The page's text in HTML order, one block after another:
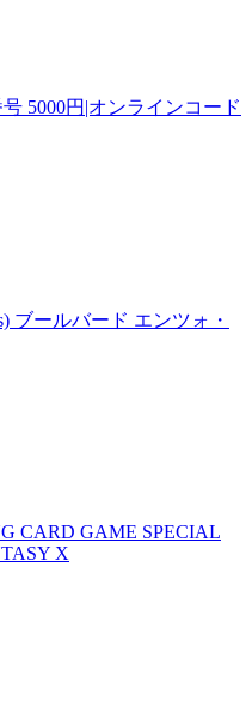
5000円|オンラインコード
ブールバード エンツォ・
CARD GAME SPECIAL
X